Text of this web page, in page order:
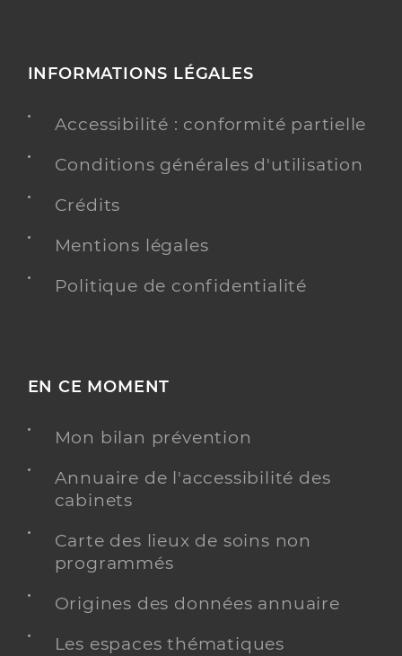
INFORMATIONS LÉGALES
Accessibilité : conformité partielle
Conditions générales d'utilisation
Crédits
Mentions légales
Politique de confidentialité
EN CE MOMENT
Mon bilan prévention
Annuaire de l'accessibilité des
cabinets
Carte des lieux de soins non
programmés
Origines des données annuaire
Les espaces thématiques